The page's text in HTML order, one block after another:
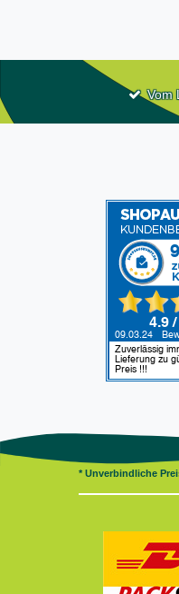
Vom
* Unverbindliche